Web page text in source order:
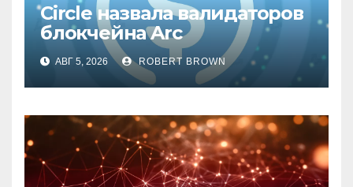
Circle назвала валидаторов
блокчейна Arc
АВГ 5, 2026 ROBERT BROWN